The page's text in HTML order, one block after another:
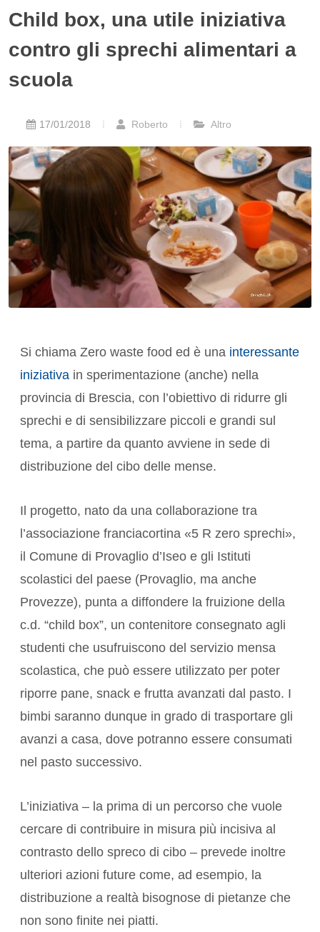
Child box, una utile iniziativa
contro gli sprechi alimentari a
scuola
17/01/2018 Roberto Altro
Si chiama Zero waste food ed è una interessante
iniziativa in sperimentazione (anche) nella
provincia di Brescia, con l’obiettivo di ridurre gli
sprechi e di sensibilizzare piccoli e grandi sul
tema, a partire da quanto avviene in sede di
distribuzione del cibo delle mense.
Il progetto, nato da una collaborazione tra
l’associazione franciacortina «5 R zero sprechi»,
il Comune di Provaglio d’Iseo e gli Istituti
scolastici del paese (Provaglio, ma anche
Provezze), punta a diffondere la fruizione della
c.d. “child box”, un contenitore consegnato agli
studenti che usufruiscono del servizio mensa
scolastica, che può essere utilizzato per poter
riporre pane, snack e frutta avanzati dal pasto. I
bimbi saranno dunque in grado di trasportare gli
avanzi a casa, dove potranno essere consumati
nel pasto successivo.
L’iniziativa – la prima di un percorso che vuole
cercare di contribuire in misura più incisiva al
contrasto dello spreco di cibo – prevede inoltre
ulteriori azioni future come, ad esempio, la
distribuzione a realtà bisognose di pietanze che
non sono finite nei piatti.